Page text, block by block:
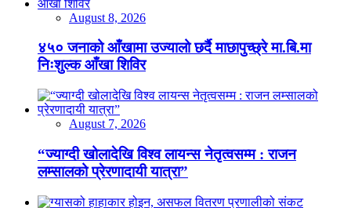
August 8, 2026
४५० जनाको आँखामा उज्यालो छर्दै माछापुच्छ्रे मा.बि.मा
निःशुल्क आँखा शिविर
August 7, 2026
“ज्याग्दी खोलादेखि विश्व लायन्स नेतृत्वसम्म : राजन
लम्सालको प्रेरणादायी यात्रा”